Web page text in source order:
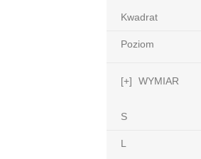
Kwadrat
Poziom
[+] WYMIAR
S
L